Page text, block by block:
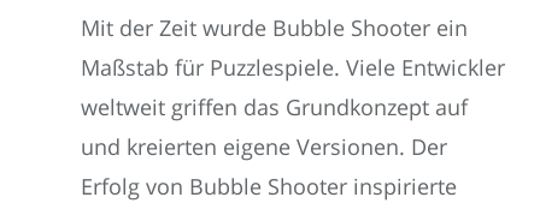
Mit der Zeit wurde Bubble Shooter ein
Maßstab für Puzzlespiele. Viele Entwickler
weltweit griffen das Grundkonzept auf
und kreierten eigene Versionen. Der
Erfolg von Bubble Shooter inspirierte